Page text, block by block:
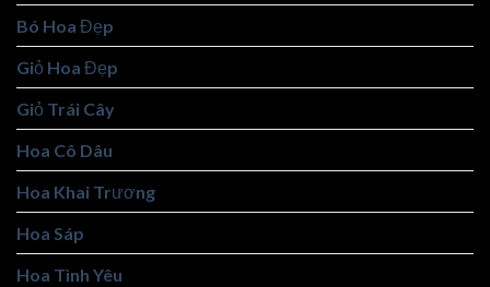
Bó Hoa Đẹp
Giỏ Hoa Đẹp
Giỏ Trái Cây
Hoa Cô Dâu
Hoa Khai Trương
Hoa Sáp
Hoa Tình Yêu